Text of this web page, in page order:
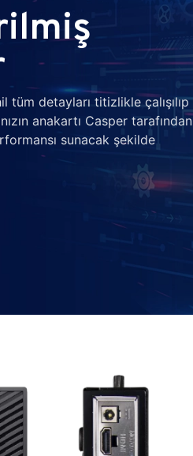
detayları titizlikle çalışılıp
anakartı Casper tarafından
sunacak şekilde